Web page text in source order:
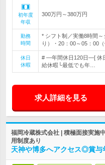
初年度
年収
300万円～380万円
勤務
時間
* シフト制／実働8時間
り）・20：00～05：00
休日
休暇
# ―年間休日120日―[ 休
給休暇└最低でも年…
求人詳細を見る
福岡冷蔵株式会社 | 積極面接実
用制度あり
天神や博多へアクセス◎賞与